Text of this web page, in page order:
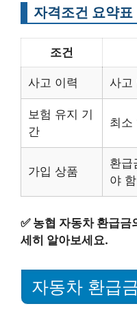
자격조건 요약표
조건
사고 이력 사고
보험 유지 기
간
최소
가입 상품
환급
야 함
✅ 농협 자동차 환급금
세히 알아보세요.
자동차 환급